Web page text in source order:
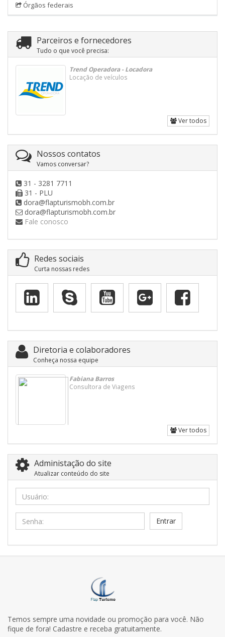
Órgãos federais
Parceiros e fornecedores
Tudo o que você precisa:
Trend Operadora - Locadora
Locação de veículos
Ver todos
Nossos contatos
Vamos conversar?
31 - 3281 7711
31 - PLU
dora@flapturismobh.com.br
dora@flapturismobh.com.br
Fale conosco
Redes sociais
Curta nossas redes
Diretoria e colaboradores
Conheça nossa equipe
Fabiana Barros
Consultora de Viagens
Ver todos
Administação do site
Atualizar conteúdo do site
Usuário:
Senha:
Temos sempre uma novidade ou promoção para você. Não
fique de fora! Cadastre e receba gratuitamente.